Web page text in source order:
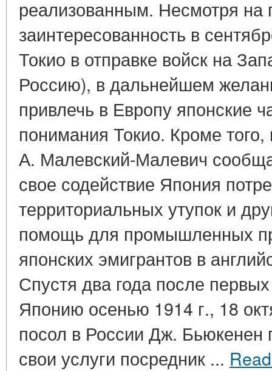
реализованным. Несмотря на
заинтересованность в
Токио в отправке войск на
Россию), в дальнейшем
привлечь в Европу японские
понимания Токио. Кроме
А. Малевский-Малевич
свое содействие Япония
территориальных утупок и
помощь для промышленных
японских эмигрантов в
Спустя два года после
Японию осенью 1914 г., 18
посол в России Дж.
свои услуги посредник ...